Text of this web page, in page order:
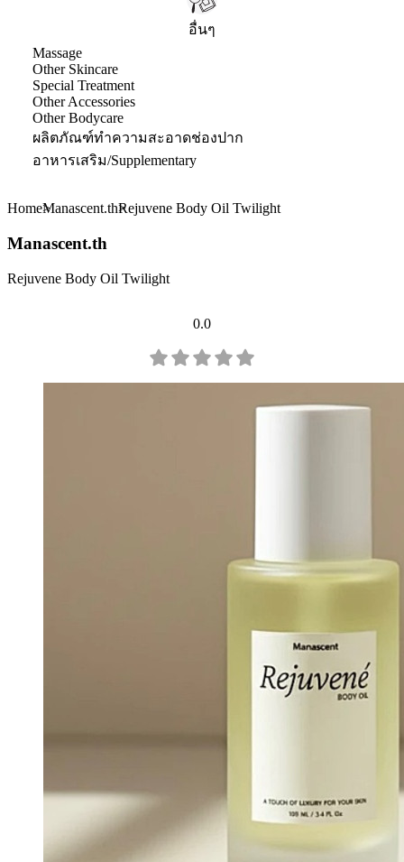
อื่นๆ
Massage
Other Skincare
Special Treatment
Other Accessories
Other Bodycare
ผลิตภัณฑ์ทำความสะอาดช่องปาก
อาหารเสริม/Supplementary
HomeManascent.thRejuvene Body Oil Twilight
Manascent.th
Rejuvene Body Oil Twilight
0.0